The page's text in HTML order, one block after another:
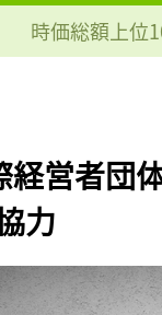
時価総額上位
経営者
力